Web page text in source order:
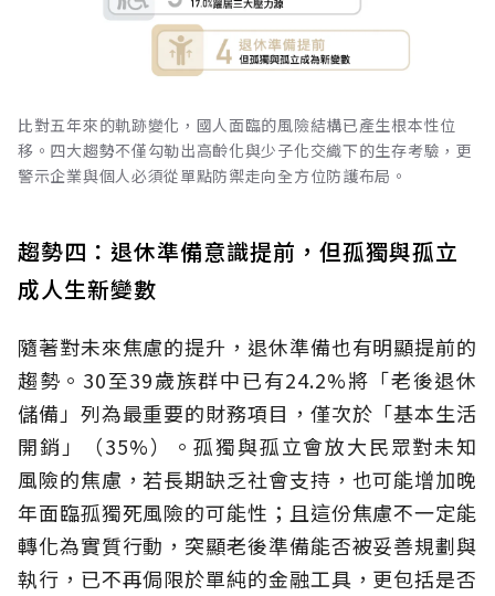
比對五年來的軌跡變化，國人面臨的風險結構已產生根本性位
移。四大趨勢不僅勾勒出高齡化與少子化交織下的生存考驗，更
警示企業與個人必須從單點防禦走向全方位防護布局。
趨勢四：退休準備意識提前，但孤獨與孤立
成人生新變數
隨著對未來焦慮的提升，退休準備也有明顯提前的
趨勢。30至39歲族群中已有24.2%將「老後退休
儲備」列為最重要的財務項目，僅次於「基本生活
開銷」（35%）。孤獨與孤立會放大民眾對未知
風險的焦慮，若長期缺乏社會支持，也可能增加晚
年面臨孤獨死風險的可能性；且這份焦慮不一定能
轉化為實質行動，突顯老後準備能否被妥善規劃與
執行，已不再侷限於單純的金融工具，更包括是否